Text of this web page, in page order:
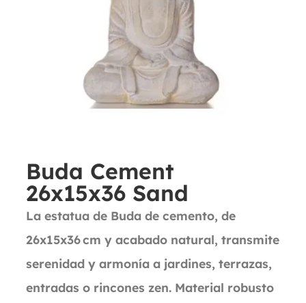
Buda Cement
26x15x36 Sand
La estatua de Buda de cemento, de
26x15x36 cm y acabado natural, transmite
serenidad y armonía a jardines, terrazas,
entradas o rincones zen. Material robusto